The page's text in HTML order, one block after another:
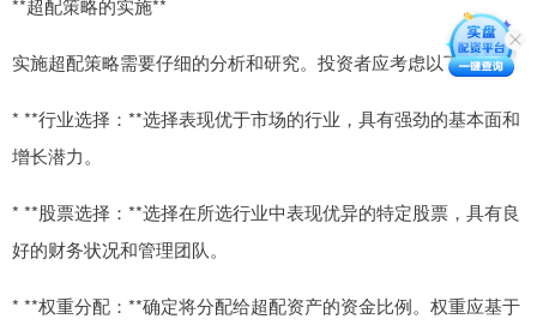
**超配策略的实施**
实施超配策略需要仔细的分析和研究。投资者应考虑以下因素：
* **行业选择：**选择表现优于市场的行业，具有强劲的基本面和
增长潜力。
* **股票选择：**选择在所选行业中表现优异的特定股票，具有良
好的财务状况和管理团队。
* **权重分配：**确定将分配给超配资产的资金比例。权重应基于